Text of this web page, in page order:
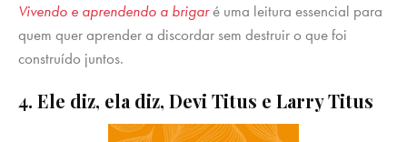
Vivendo e aprendendo a brigaré uma leitura essencial para
quem quer aprender a discordar sem destruir o que foi
construído juntos.
4. Ele diz, ela diz, Devi Titus e Larry Titus